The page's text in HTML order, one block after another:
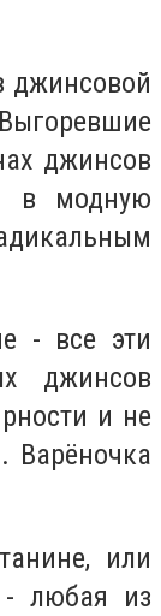
джинсовой
джинсов
в модную
- все эти
джинсов
и не
Варёночка
или
любая из